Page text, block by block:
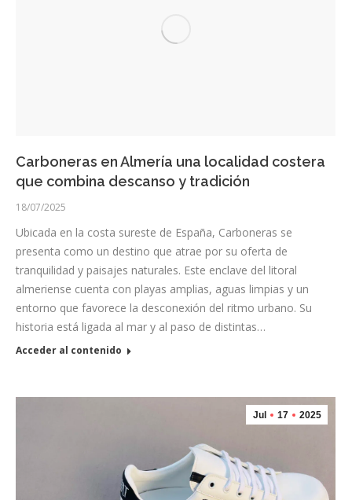
Carboneras en Almería una localidad costera
que combina descanso y tradición
18/07/2025
Ubicada en la costa sureste de España, Carboneras se
presenta como un destino que atrae por su oferta de
tranquilidad y paisajes naturales. Este enclave del litoral
almeriense cuenta con playas amplias, aguas limpias y un
entorno que favorece la desconexión del ritmo urbano. Su
historia está ligada al mar y al paso de distintas…
Acceder al contenido
Jul 17 2025